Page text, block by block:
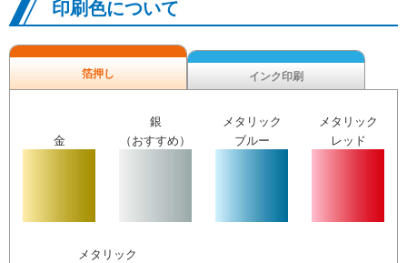
印刷色について
箔押し インク印刷
金
銀
（おすすめ）
メタリック
ブルー
メタリック
レッド
メタリック